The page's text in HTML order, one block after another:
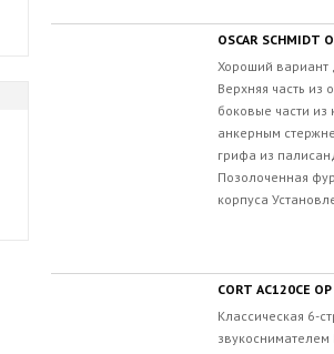
OSCAR SCHMIDT
Хороший вариант
Верхняя часть из
боковые части из
анкерным
грифа из
Позолоченная
корпуса
CORT AC120CE OP
Классическая 6-